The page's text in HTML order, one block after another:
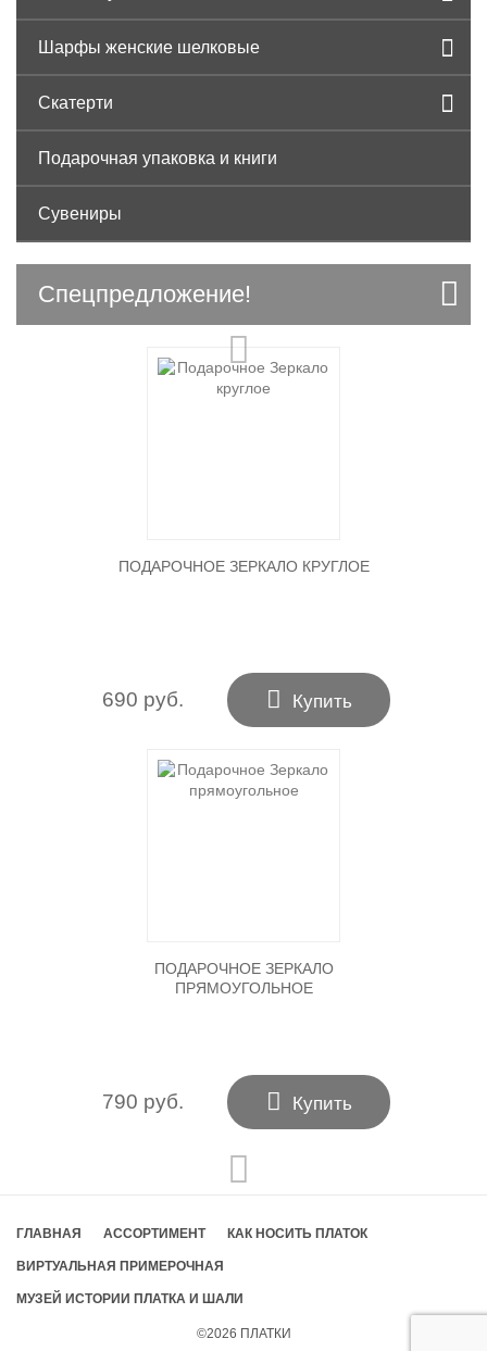
Шарфы женские шелковые
Скатерти
Подарочная упаковка и книги
Сувениры
Спецпредложение!
ПОДАРОЧНОЕ ЗЕРКАЛО КРУГЛОЕ
690 руб.  Купить
ПОДАРОЧНОЕ ЗЕРКАЛО
ПРЯМОУГОЛЬНОЕ
790 руб.  Купить
ГЛАВНАЯ АССОРТИМЕНТ КАК НОСИТЬ ПЛАТОК
ВИРТУАЛЬНАЯ ПРИМЕРОЧНАЯ
МУЗЕЙ ИСТОРИИ ПЛАТКА И ШАЛИ
©2026 ПЛАТКИ